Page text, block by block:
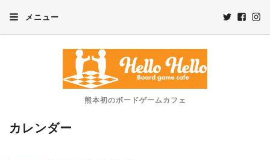
メニュー
熊本初のボードゲームカフェ
カレンダー